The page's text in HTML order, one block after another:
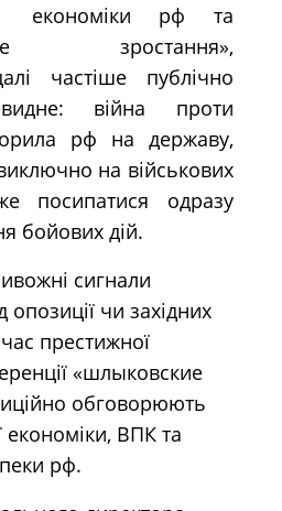
економіки рф та
зростання»,
частіше публічно
війна проти
рф на державу,
на військових
посипатися одразу
бойових дій.
сигнали
опозиції чи західних
час престижної
«шлыковские
обговорюють
економіки, ВПК та
рф.